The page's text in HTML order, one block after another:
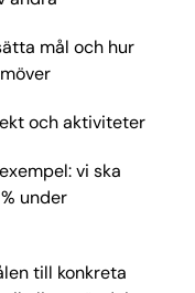
mål och hur
och aktiviteter
vi ska
under
till konkreta